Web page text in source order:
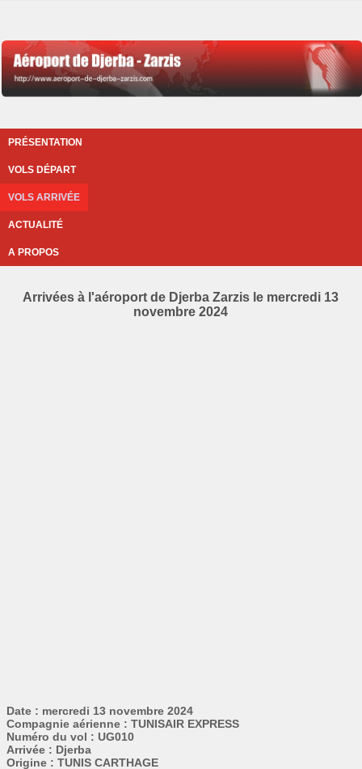
PRÉSENTATION
VOLS DÉPART
VOLS ARRIVÉE
ACTUALITÉ
A PROPOS
Arrivées à l'aéroport de Djerba Zarzis le mercredi 13
novembre 2024
Date : mercredi 13 novembre 2024
Compagnie aérienne : TUNISAIR EXPRESS
Numéro du vol : UG010
Arrivée : Djerba
Origine : TUNIS CARTHAGE